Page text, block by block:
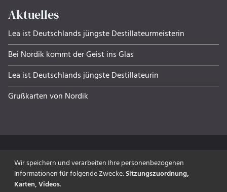
Aktuelles
Lea ist Deutschlands jüngste Destillateurmeisterin
Bei Nordik kommt der Geist ins Glas
Lea ist Deutschlands jüngste Destillateurin
Grußkarten von Nordik
Wir speichern und verarbeiten Ihre personenbezogenen
Informationen für folgende Zwecke:Sitzungszuordnung,
Karten, Videos.